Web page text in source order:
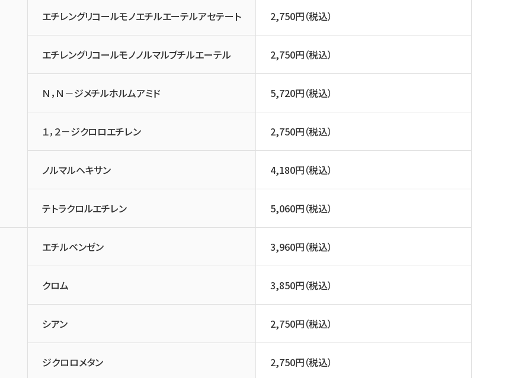
エチレングリコールモノエチルエーテルアセテート 2,750円（税込）
エチレングリコールモノノルマルブチルエーテル 2,750円（税込）
Ｎ，Ｎ－ジメチルホルムアミド 5,720円（税込）
１，２－ジクロロエチレン 2,750円（税込）
ノルマルヘキサン 4,180円（税込）
テトラクロルエチレン 5,060円（税込）
エチルベンゼン 3,960円（税込）
クロム 3,850円（税込）
シアン 2,750円（税込）
ジクロロメタン 2,750円（税込）